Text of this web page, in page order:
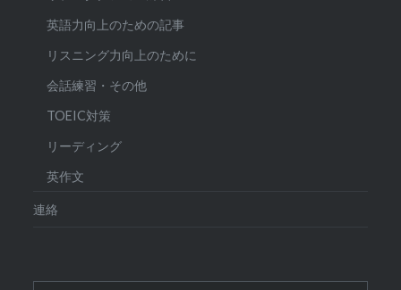
英語力向上のための記事
リスニング力向上のために
会話練習・その他
TOEIC対策
リーディング
英作文
連絡